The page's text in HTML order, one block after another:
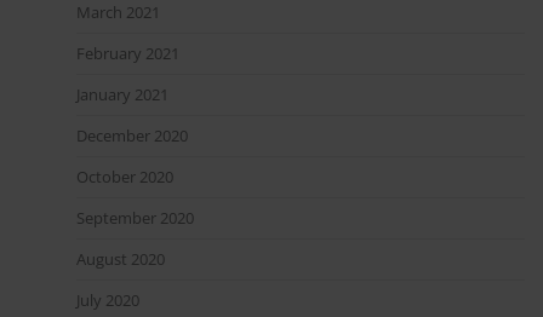
March 2021
February 2021
January 2021
December 2020
October 2020
September 2020
August 2020
July 2020